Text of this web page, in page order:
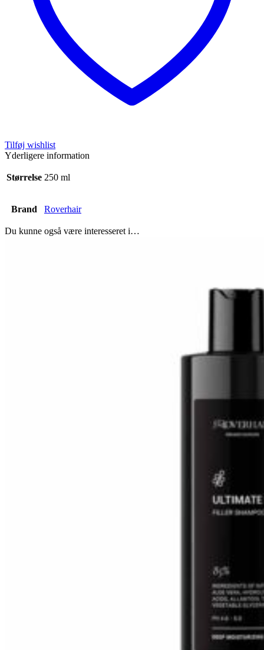
Tilføj wishlist
Yderligere information
Størrelse 250 ml
Brand Roverhair
Du kunne også være interesseret i…